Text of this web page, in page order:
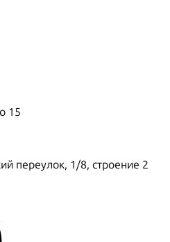
15
переулок, 1/8, строение 2